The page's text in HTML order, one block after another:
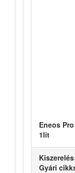
Eneos
1lit
Gyári